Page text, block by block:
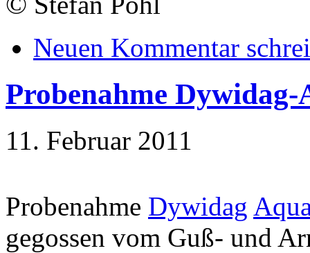
Neuen Kommentar
Probenahme Dywidag-
11. Februar 2011
Probenahme Dywidag
gegossen vom Guß- und